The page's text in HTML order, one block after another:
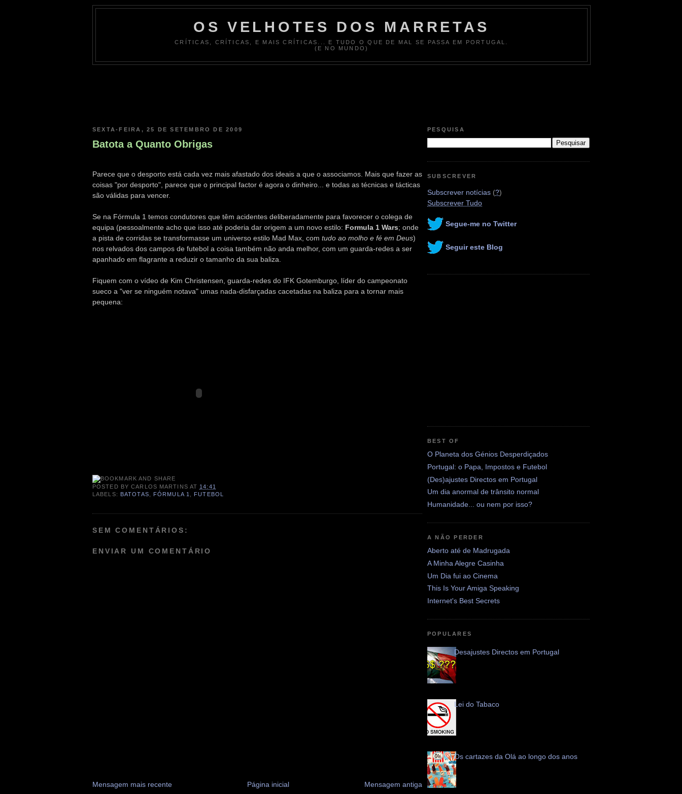
OS VELHOTES DOS MARRETAS
CRÍTICAS, CRÍTICAS, E MAIS CRÍTICAS... E TUDO O QUE DE MAL SE PASSA EM PORTUGAL.
(E NO MUNDO)
SEXTA-FEIRA, 25 DE SETEMBRO DE 2009
Batota a Quanto Obrigas
Parece que o desporto está cada vez mais afastado dos ideais a que o associamos. Mais que fazer as
coisas "por desporto", parece que o principal factor é agora o dinheiro... e todas as técnicas e tácticas
são válidas para vencer.
Se na Fórmula 1 temos condutores que têm acidentes deliberadamente para favorecer o colega de
equipa (pessoalmente acho que isso até poderia dar origem a um novo estilo: Formula 1 Wars; onde
a pista de corridas se transformasse um universo estilo Mad Max, com tudo ao molho e fé em Deus)
nos relvados dos campos de futebol a coisa também não anda melhor, com um guarda-redes a ser
apanhado em flagrante a reduzir o tamanho da sua baliza.
Fiquem com o vídeo de Kim Christensen, guarda-redes do IFK Gotemburgo, líder do campeonato
sueco a "ver se ninguém notava" umas nada-disfarçadas cacetadas na baliza para a tornar mais
pequena:
POSTED BYCARLOS MARTINS AT 14:41
LABELS:
BATOTAS FÓRMULA 1 FUTEBOL
SEM COMENTÁRIOS:
ENVIAR UM COMENTÁRIO
Mensagem mais recente Mensagem antiga
Página inicial
PESQUISA
SUBSCREVER
Subscrever notícias (?)
Subscrever Tudo
Segue-me no Twitter
Seguir este Blog
BEST OF
O Planeta dos Génios Desperdiçados
Portugal: o Papa, Impostos e Futebol
(Des)ajustes Directos em Portugal
Um dia anormal de trânsito normal
Humanidade... ou nem por isso?
A NÃO PERDER
Aberto até de Madrugada
A Minha Alegre Casinha
Um Dia fui ao Cinema
This Is Your Amiga Speaking
Internet's Best Secrets
POPULARES
Desajustes Directos em Portugal
Lei do Tabaco
Os cartazes da Olá ao longo dos anos